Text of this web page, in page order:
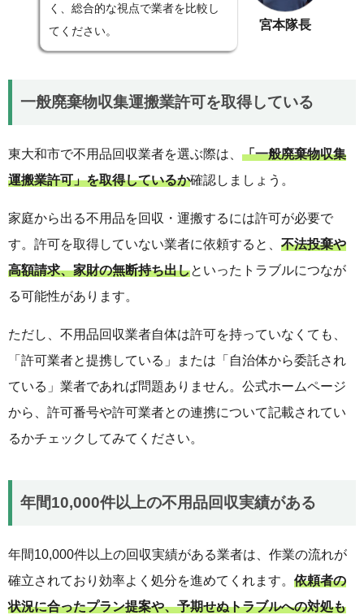
く、総合的な視点で業者を比較し
てください。
宮本隊長
一般廃棄物収集運搬業許可を取得している
東大和市で不用品回収業者を選ぶ際は、 「一般廃棄物収集
運搬業許可」を取得しているか確認しましょう。
家庭から出る不用品を回収・運搬するには許可が必要で
す。許可を取得していない業者に依頼すると、 不法投棄や
高額請求、家財の無断持ち出しといったトラブルにつなが
る可能性があります。
ただし、不用品回収業者自体は許可を持っていなくても、
「許可業者と提携している」または「自治体から委託され
ている」業者であれば問題ありません。公式ホームページ
から、許可番号や許可業者との連携について記載されてい
るかチェックしてみてください。
年間10,000件以上の不用品回収実績がある
年間10,000件以上の回収実績がある業者は、作業の流れが
確立されており効率よく処分を進めてくれます。 依頼者の
状況に合ったプラン提案や、予期せぬトラブルへの対処も